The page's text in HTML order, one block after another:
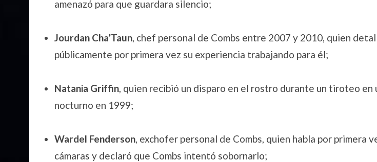
amenazó para que guardara silencio;
Jourdan Cha’Taun, chef personal de Combs entre 2007 y 2010, quien
públicamente por primera vez su experiencia trabajando para él;
Natania Griffin, quien recibió un disparo en el rostro durante un tiroteo en
nocturno en 1999;
Wardel Fenderson, exchofer personal de Combs, quien habla por primera
cámaras y declaró que Combs intentó sobornarlo;